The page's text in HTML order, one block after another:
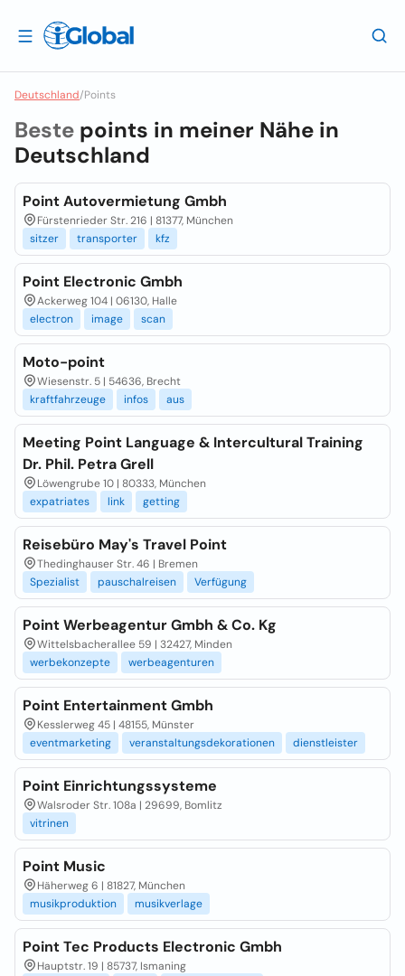
Deutschland/Points
Beste points in meiner Nähe in
Deutschland
Point Autovermietung Gmbh
Fürstenrieder Str. 216 | 81377, München
sitzer
transporter kfz
Point Electronic Gmbh
Ackerweg 104 | 06130, Halle
electron
image scan
Moto-point
Wiesenstr. 5 | 54636, Brecht
kraftfahrzeuge
infos aus
Meeting Point Language & Intercultural Training
Dr. Phil. Petra Grell
Löwengrube 10 | 80333, München
expatriates
link getting
Reisebüro May's Travel Point
Thedinghauser Str. 46 | Bremen
Spezialist
pauschalreisen Verfügung
Point Werbeagentur Gmbh & Co. Kg
Wittelsbacherallee 59 | 32427, Minden
werbekonzepte
werbeagenturen
Point Entertainment Gmbh
Kesslerweg 45 | 48155, Münster
eventmarketing
veranstaltungsdekorationen dienstleister
Point Einrichtungssysteme
Walsroder Str. 108a | 29699, Bomlitz
vitrinen
Point Music
Häherweg 6 | 81827, München
musikproduktion
musikverlage
Point Tec Products Electronic Gmbh
Hauptstr. 19 | 85737, Ismaning